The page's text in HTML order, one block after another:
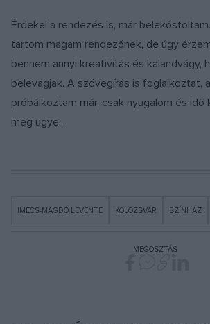
Érdekel a rendezés is, már
tartom magam rendezőnek, de úgy
bennem annyi kreativitás és kalandvágy,
belevágjak. A szövegírás is foglalkoztat,
próbálkoztam már, csak nyugalom és idő
meg ugye...
IMECS-MAGDÓ LEVENTE KOLOZSVÁR SZÍNHÁZ
MEGOSZTÁS